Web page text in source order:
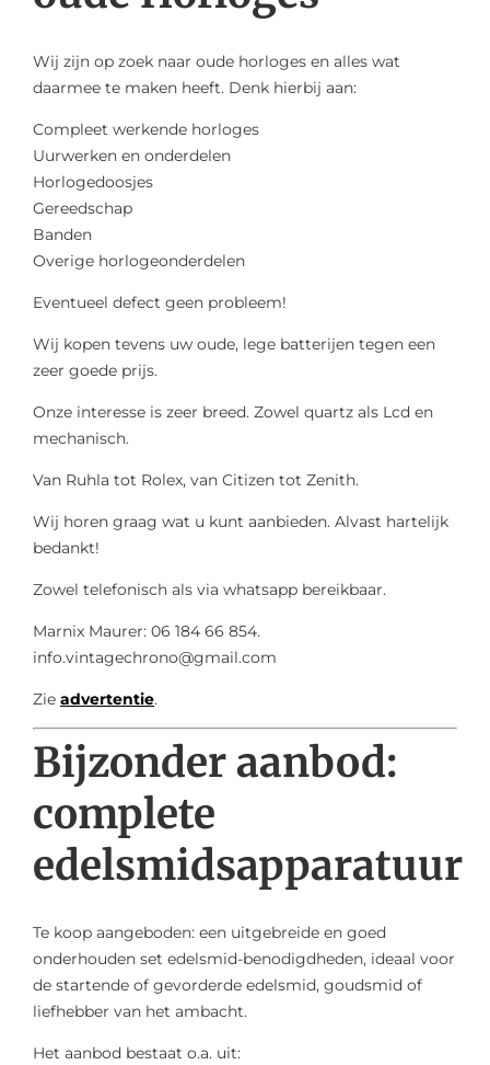
Wij zijn op zoek naar oude horloges en alles wat
daarmee te maken heeft. Denk hierbij aan:
Compleet werkende horloges
Uurwerken en onderdelen
Horlogedoosjes
Gereedschap
Banden
Overige horlogeonderdelen
Eventueel defect geen probleem!
Wij kopen tevens uw oude, lege batterijen tegen een
zeer goede prijs.
Onze interesse is zeer breed. Zowel quartz als Lcd en
mechanisch.
Van Ruhla tot Rolex, van Citizen tot Zenith.
Wij horen graag wat u kunt aanbieden. Alvast hartelijk
bedankt!
Zowel telefonisch als via whatsapp bereikbaar.
Marnix Maurer: 06 184 66 854.
info.vintagechrono@gmail.com
Zie advertentie.
Bijzonder aanbod:
complete
edelsmidsapparatuur
Te koop aangeboden: een uitgebreide en goed
onderhouden set edelsmid-benodigdheden, ideaal voor
de startende of gevorderde edelsmid, goudsmid of
liefhebber van het ambacht.
Het aanbod bestaat o.a. uit: